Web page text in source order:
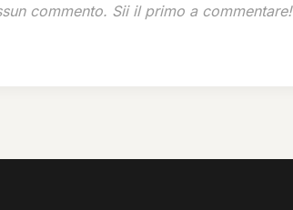
commento. Sii il primo a commentare!